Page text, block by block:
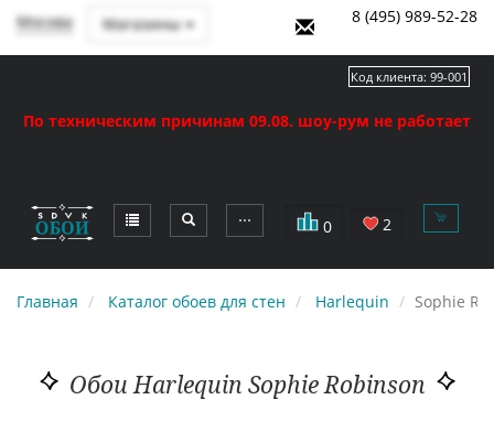
Москва Магазины 8 (495) 989-52-28
По техническим причинам 09.08. шоу-рум не работает
⋯ 0 2
Код клиента: 99-001
Главная Каталог обоев для стен Harlequin Sophie
Обои Harlequin Sophie Robinson